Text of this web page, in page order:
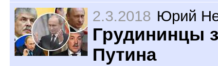
2.3.2018 Юрий
Грудининцы
Путина